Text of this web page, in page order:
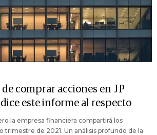
comprar acciones en JP
este informe al respecto
la empresa financiera compartirá los
trimestre de 2021. Un análisis profundo de la